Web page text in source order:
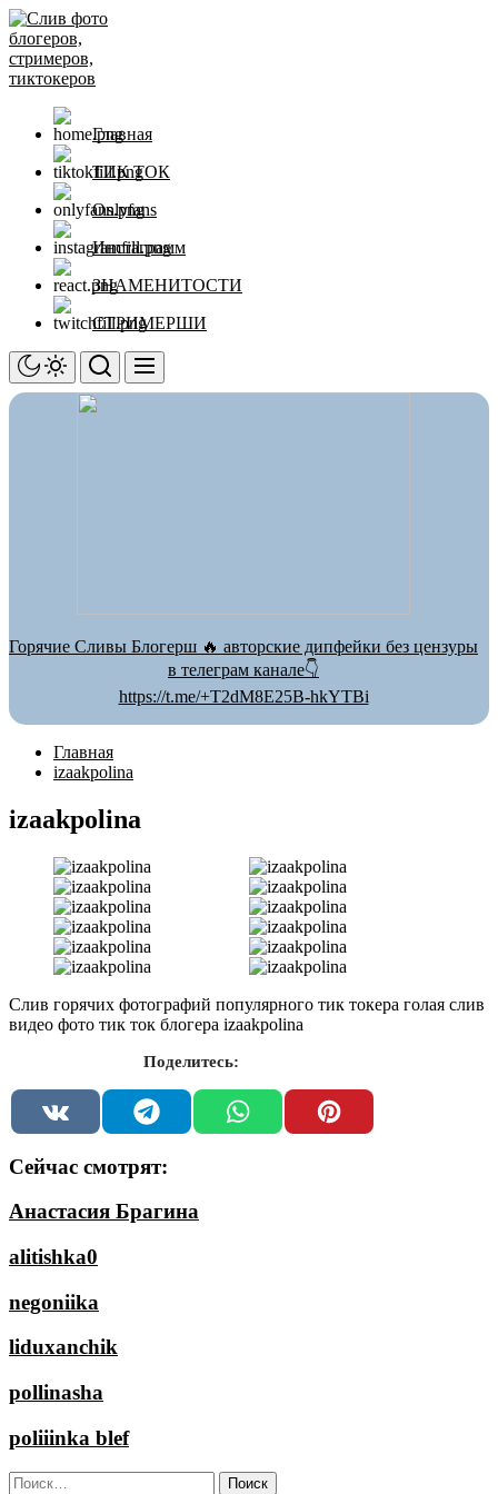
Перейти
к
содержимому
Главная
ТИК ТОК
Onlyfans
Инстаграмм
ЗНАМЕНИТОСТИ
СТРИМЕРШИ
Горячие Сливы Блогерш 🔥 авторские дипфейки без цензуры
в телеграм канале👇
https://t.me/+T2dM8E25B-hkYTBi
Главная
izaakpolina
izaakpolina
Слив горячих фотографий популярного тик токера голая слив
видео фото тик ток блогера izaakpolina
Поделитесь:
Сейчас смотрят:
Анастасия Брагина
alitishka0
negoniika
liduxanchik
pollinasha
poliiinka blef
Найти: